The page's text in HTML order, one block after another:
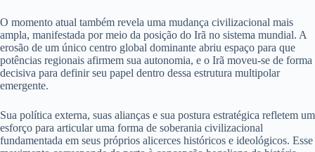
O momento atual também revela uma mudança civilizacional mais
ampla, manifestada por meio da posição do Irã no sistema mundial. A
erosão de um único centro global dominante abriu espaço para que
potências regionais afirmem sua autonomia, e o Irã moveu-se de forma
decisiva para definir seu papel dentro dessa estrutura multipolar
emergente.
Sua política externa, suas alianças e sua postura estratégica refletem um
esforço para articular uma forma de soberania civilizacional
fundamentada em seus próprios alicerces históricos e ideológicos. Esse